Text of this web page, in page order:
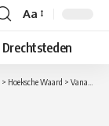
Lettergrootte
aanpassen
Aa
Drechtsteden
> Hoeksche Waard > Vanaf nu te zien: Het Hoeksche Waards Sinterklaasjournaal – Aflevering 1